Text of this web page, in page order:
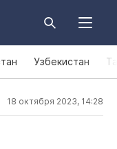
Узбекистан
18 октября 2023, 14:28